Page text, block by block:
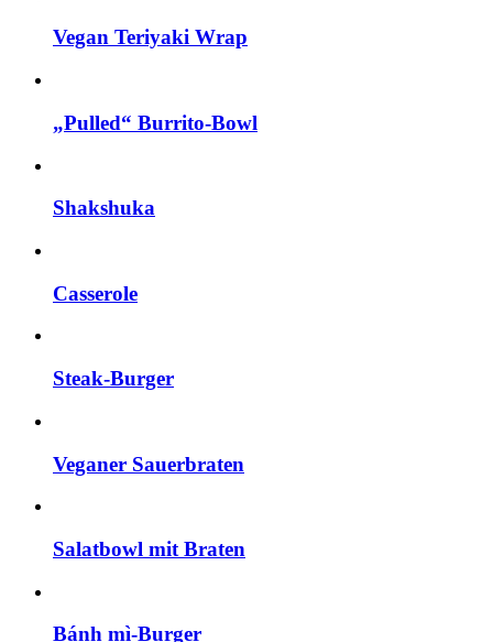
Vegan Teriyaki Wrap
„Pulled“ Burrito-Bowl
Shakshuka
Casserole
Steak-Burger
Veganer Sauerbraten
Salatbowl mit Braten
Bánh mì-Burger